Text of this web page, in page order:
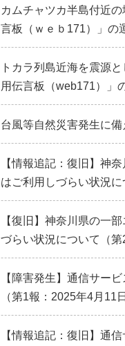
カムチャツカ半島付近
言板（ｗｅｂ171）」の
トカラ列島近海を震源
用伝言板（web171）」
台風等自然災害発生に
【情報追記：復旧】神
はご利用しづらい状況
【復旧】神奈川県の一
づらい状況について（第
【障害発生】通信サー
（第1報：2025年4月11
【情報追記：復旧】通